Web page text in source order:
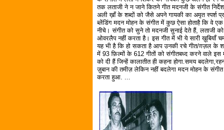
तक लताजी ने न जाने कितने गीत मदनजी के संगीत
अली ख़ाँ के शब्दों को जैसे अपने गायकी का अमृत स्पर्श
ब्लेंडिंग मदन मोहन के संगीत में कुछ ऐसा होताहै कि वे
नीचे। संगीत को सुने तो मदनजी सुनाई देते हैं, लताजी
ओवरलैप नहीं करता है। इस गीत में भी ये सारी ख़ूबियॉं
यह भी है कि हो सकता है आप उनकी रचे गीत/ग़ज़ल के
में 93 फ़िल्मों के 612 गीतों को संगीतबध्द करने वाले
को दी हैं जिन्हें कालातीत ही कहना होगा.समय
ज़ुबान की तमीज़ लेकिन नहीं बदलेगा मदन मोहन के
करता हुआ. ...